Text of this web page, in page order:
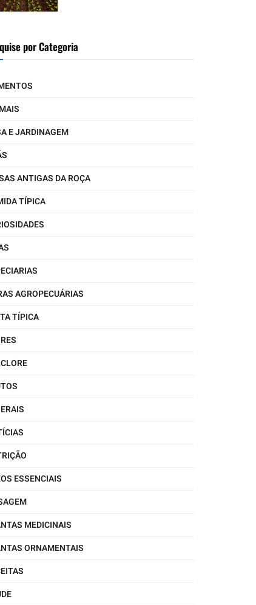
por Categoria
E JARDINAGEM
ANTIGAS DA ROÇA
TÍPICA
AGROPECUÁRIAS
TÍPICA
ESSENCIAIS
MEDICINAIS
ORNAMENTAIS